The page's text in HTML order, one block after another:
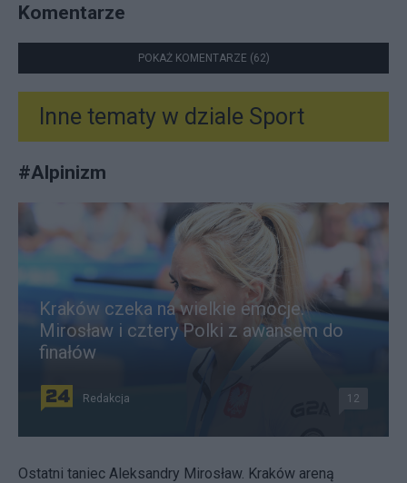
Komentarze
POKAŻ KOMENTARZE (62)
Inne tematy w dziale Sport
#Alpinizm
Kraków czeka na wielkie emocje.
Mirosław i cztery Polki z awansem do
finałów
Redakcja 12
Ostatni taniec Aleksandry Mirosław. Kraków areną